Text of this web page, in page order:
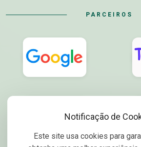
PARCEIROS
Notificação de
Este site usa cookies para